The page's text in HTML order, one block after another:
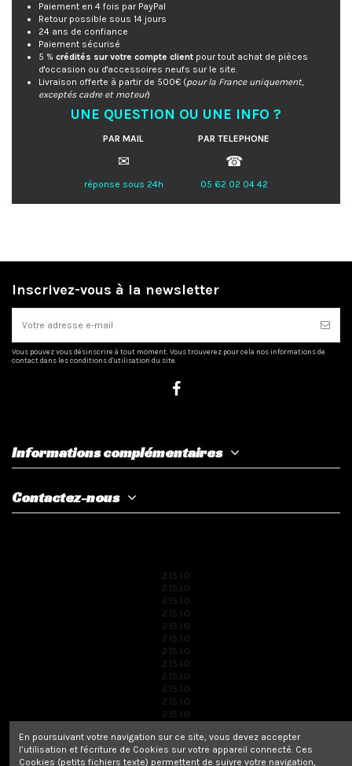
Paiement en 4 fois par PayPal
Retour possible sous 14 jours
24 ans de confiance
Paiement sécurisé
5 % crédités sur votre compte client pour tout achat de pièces
d'occasion ou d'accessoires neufs sur le site.
Livraison offerte à partir de 500€ (pour la France uniquement,
exceptés cadre et moteur)
UNE QUESTION OU UNE INFO ?
PAR MAIL PAR TELEPHONE
✉ ☎
réponse sous 24h 05 62 02 04 42
Inscrivez-vous à la newsletter
Vous pouvez vous désinscrire à tout moment. Vous trouverez pour cela nos informations de
contact dans les conditions d'utilisation du site.
Informations complémentaires
Contactez-nous
2.15.1.0
2.15.1.0
2.15.1.0
2.15.1.0
2.15.1.0
2.15.1.0
2.15.1.0
2.15.1.0
2.15.1.0
2.15.1.0
2.15.1.0
2.15.1.0
2.15.1.0
2.15.1.0
En poursuivant votre navigation sur ce site, vous devez accepter
l’utilisation et l'écriture de Cookies sur votre appareil connecté. Ces
Cookies (petits fichiers texte) permettent de suivre votre navigation,